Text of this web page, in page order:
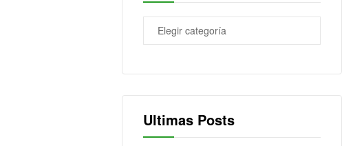
Ultimas Posts